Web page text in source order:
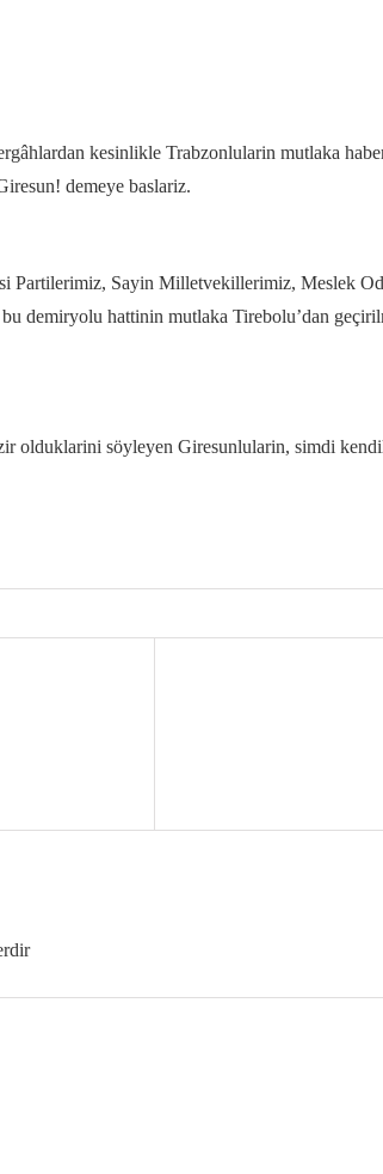
kesinlikle Trabzonlularin mutlaka
demeye baslariz.
Partilerimiz, Sayin Milletvekillerimiz, Meslek
demiryolu hattinin mutlaka Tirebolu’dan
olduklarini söyleyen Giresunlularin, simdi